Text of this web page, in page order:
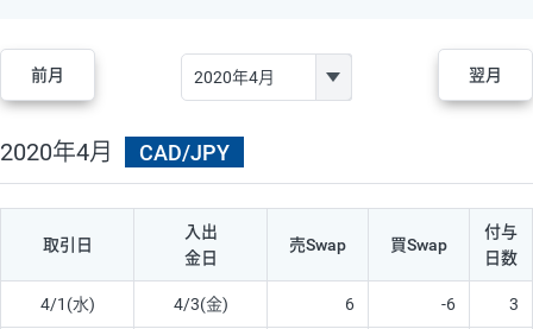
前月 翌月
2020年4月 CAD/JPY
取引日
入出
金日
売Swap 買Swap
付与
日数
4/1(水) 4/3(金) 6 -6 3